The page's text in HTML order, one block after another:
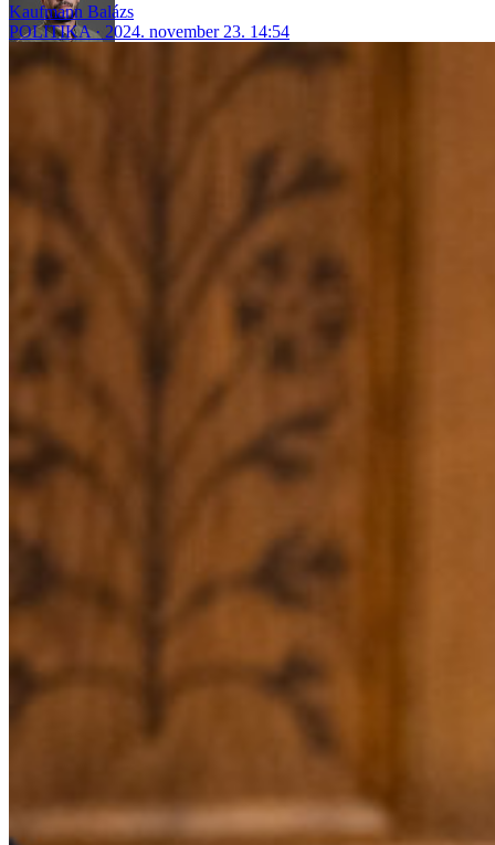
Kaufmann Balázs
POLITIKA
2024. november 23. 14:54